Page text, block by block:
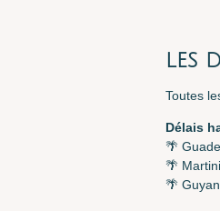
LES
Toutes
Délais
🌴
🌴
🌴